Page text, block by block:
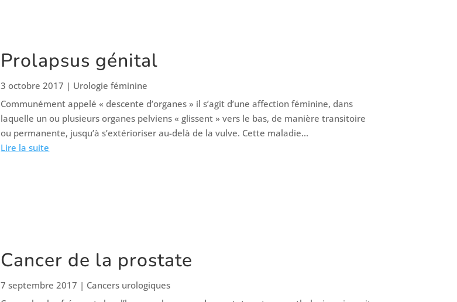
Prolapsus génital
3 octobre 2017 | Urologie féminine
Communément appelé « descente d’organes » il s’agit d’une affection féminine, dans
laquelle un ou plusieurs organes pelviens « glissent » vers le bas, de manière transitoire
ou permanente, jusqu’à s’extérioriser au-delà de la vulve. Cette maladie...
Lire la suite
Cancer de la prostate
7 septembre 2017 | Cancers urologiques